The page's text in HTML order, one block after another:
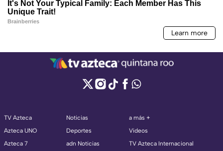
TV Azteca
Azteca UNO
Azteca 7
Noticias
Deportes
adn Noticias
a más +
Videos
TV Azteca Internacional